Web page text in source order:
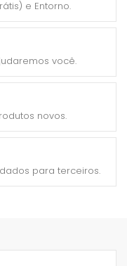
e Entorno.
você.
novos.
para terceiros.